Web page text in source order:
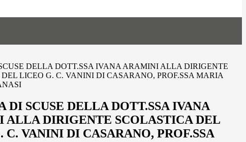
DELLA DOTT.SSA IVANA ARAMINI ALLA DIRIGENTE
LICEO G. C. VANINI DI CASARANO, PROF.SSA MARIA
DI SCUSE DELLA DOTT.SSA IVANA
ALLA DIRIGENTE SCOLASTICA DEL
C. VANINI DI CASARANO, PROF.SSA